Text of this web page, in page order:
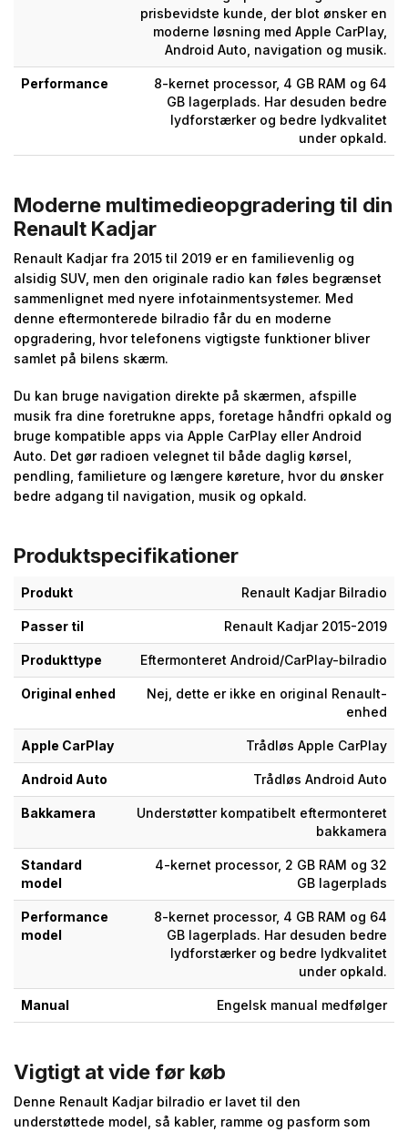
prisbevidste kunde, der blot ønsker en
moderne løsning med Apple CarPlay,
Android Auto, navigation og musik.
Performance
8-kernet processor, 4 GB RAM og 64
GB lagerplads. Har desuden bedre
lydforstærker og bedre lydkvalitet
under opkald.
Moderne multimedieopgradering til din
Renault Kadjar
Renault Kadjar fra 2015 til 2019 er en familievenlig og
alsidig SUV, men den originale radio kan føles begrænset
sammenlignet med nyere infotainmentsystemer. Med
denne eftermonterede bilradio får du en moderne
opgradering, hvor telefonens vigtigste funktioner bliver
samlet på bilens skærm.
Du kan bruge navigation direkte på skærmen, afspille
musik fra dine foretrukne apps, foretage håndfri opkald og
bruge kompatible apps via Apple CarPlay eller Android
Auto. Det gør radioen velegnet til både daglig kørsel,
pendling, familieture og længere køreture, hvor du ønsker
bedre adgang til navigation, musik og opkald.
Produktspecifikationer
Produkt Renault Kadjar Bilradio
Passer til Renault Kadjar 2015-2019
Produkttype Eftermonteret Android/CarPlay-bilradio
Original enhed
Nej, dette er ikke en original Renault-
enhed
Apple CarPlay Trådløs Apple CarPlay
Android Auto Trådløs Android Auto
Bakkamera
Understøtter kompatibelt eftermonteret
bakkamera
Standard
model
4-kernet processor, 2 GB RAM og 32
GB lagerplads
Performance
model
8-kernet processor, 4 GB RAM og 64
GB lagerplads. Har desuden bedre
lydforstærker og bedre lydkvalitet
under opkald.
Manual Engelsk manual medfølger
Vigtigt at vide før køb
Denne Renault Kadjar bilradio er lavet til den
understøttede model, så kabler, ramme og pasform som